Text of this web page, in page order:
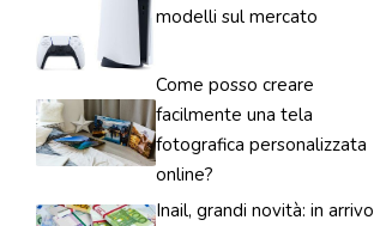
modelli sul mercato
Come posso creare
facilmente una tela
fotografica personalizzata
online?
Inail, grandi novità: in arrivo